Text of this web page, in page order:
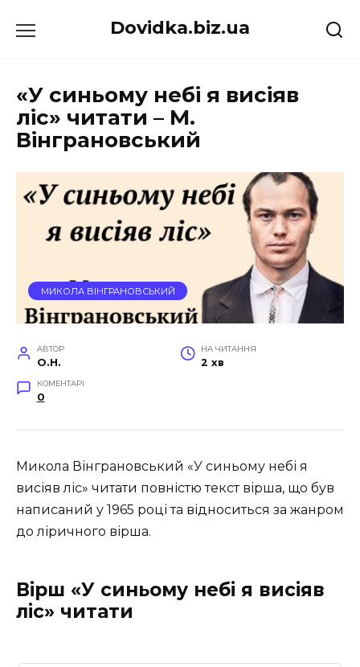
до
Dovidka.biz.ua
«У синьому небі я висіяв
ліс» читати – М.
Вінграновський
МИКОЛА ВІНГРАНОВСЬКИЙ
АВТОР
O.H.
НА ЧИТАННЯ
2 хв
КОМЕНТАРІ
0
Микола Вінграновський «У синьому небі я
висіяв ліс» читати повністю текст вірша, що був
написаний у 1965 році та відноситься за жанром
до ліричного вірша.
Вірш «У синьому небі я висіяв
ліс» читати